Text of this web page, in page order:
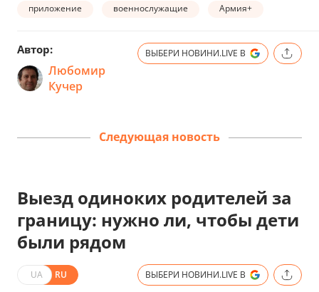
приложение военнослужащие Армия+
Автор:
Любомир
Кучер
ВЫБЕРИ НОВИНИ.LIVE В
Следующая новость
Выезд одиноких родителей за
границу: нужно ли, чтобы дети
были рядом
UA RU ВЫБЕРИ НОВИНИ.LIVE В